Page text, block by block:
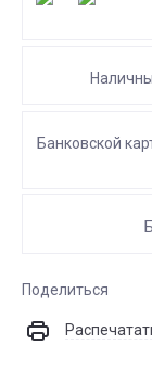
Банковской
Поделиться